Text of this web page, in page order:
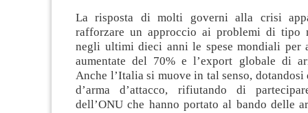
La risposta di molti governi alla crisi
rafforzare un approccio ai problemi di tipo
negli ultimi dieci anni le spese mondiali per
aumentate del 70% e l’export globale di
Anche l’Italia si muove in tal senso,
d’arma d’attacco, rifiutando di
dell’ONU che hanno portato al bando delle